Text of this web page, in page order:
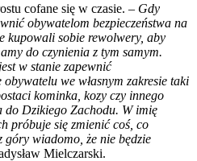
cofane się w czasie. – Gdy
obywatelom bezpieczeństwa na
kupowali sobie rewolwery, aby
do czynienia z tym samym.
w stanie zapewnić
we własnym zakresie taki
kominka, kozy czy innego
do Dzikiego Zachodu. W imię
próbuje się zmienić coś, co
góry wiadomo, że nie będzie
Mielczarski.